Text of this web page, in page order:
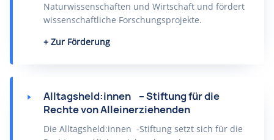
Naturwissenschaften und Wirtschaft und fördert
wissenschaftliche Forschungsprojekte.
Zur Förderung
Alltagsheld:innen – Stiftung für die
Rechte von Alleinerziehenden
Die Alltagsheld:innen -Stiftung setzt sich für die